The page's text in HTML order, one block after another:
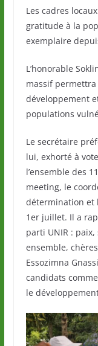
Les cadres
gratitude à la
exemplaire
L’honorable
massif
développement
populations
Le secrétaire
lui, exhorté à
l’ensemble des
meeting, le
détermination et
1er juillet. Il a
parti UNIR :
ensemble,
Essozimna
candidats
le